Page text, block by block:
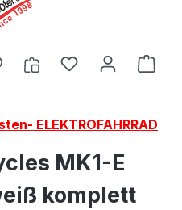
Du hast 0
ELEKTROFAHRRAD
MK1-E
komplett